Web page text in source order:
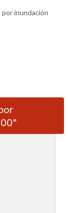
inundación